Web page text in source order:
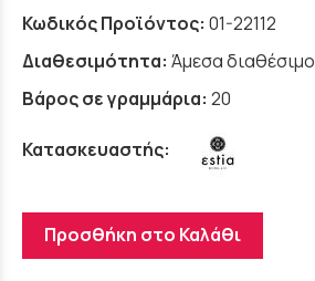
Κωδικός Προϊόντος: 01-22112
Διαθεσιμότητα: Άμεσα διαθέσιμο
Βάρος σε γραμμάρια: 20
Κατασκευαστής:
Προσθήκη στο Καλάθι